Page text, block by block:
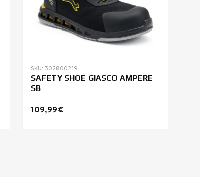
SKU: 302800219
SAFETY SHOE GIASCO AMPERE
SB
109,99€